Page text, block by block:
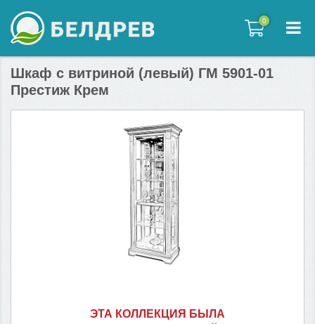
0
0
Шкаф с витриной (левый) ГМ 5901-01
Престиж Крем
ЭТА КОЛЛЕКЦИЯ БЫЛА